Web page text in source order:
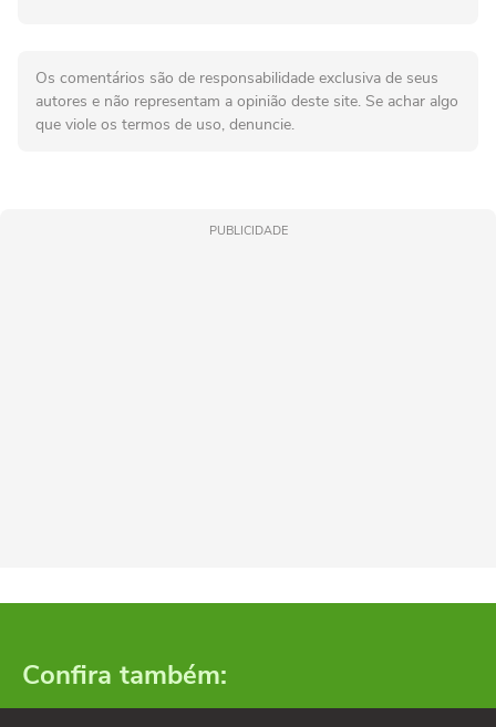
Os comentários são de responsabilidade exclusiva de seus
autores e não representam a opinião deste site. Se achar algo
que viole os termos de uso, denuncie.
PUBLICIDADE
Confira também: